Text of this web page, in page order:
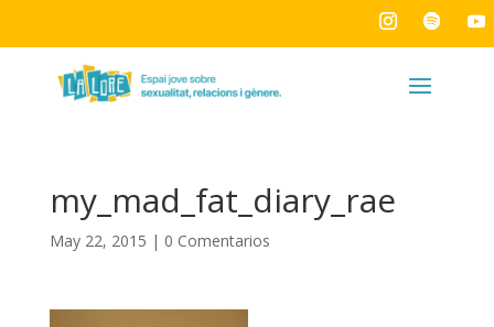
my_mad_fat_diary_rae
May 22, 2015 | 0 Comentarios